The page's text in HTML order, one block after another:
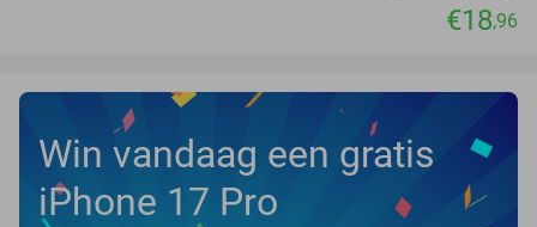
€18,96
Win vandaag een gratis
iPhone 17 Pro